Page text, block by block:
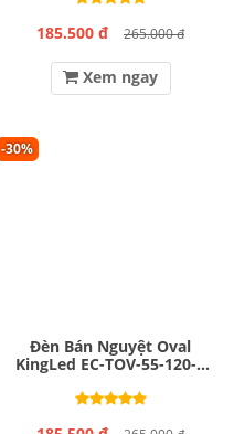
185.500 đ 265.000 đ
Xem ngay
-30%
Đèn Bán Nguyệt Oval
KingLed EC-TOV-55-120-T